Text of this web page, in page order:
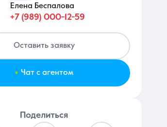
Сравнение
Елена Беспалова
+7 (989) 000-12-59
Оставить заявку
. Чат с агентом
Поделиться